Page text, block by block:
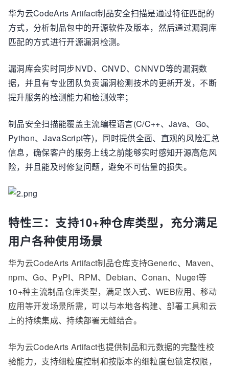
华为云CodeArts Artifact制品安全扫描是通过特征匹配的
方式，分析制品包中的开源软件及版本，然后通过漏洞库
匹配的方式进行开源漏洞检测。
漏洞库会实时同步NVD、CNVD、CNNVD等的漏洞数
据，并且有专业团队负责漏洞检测技术的更新开发，不断
提升服务的检测能力和检测效率；
制品安全扫描能覆盖主流编程语言(C/C++、Java、Go、
Python、JavaScript等)，同时提供全面、直观的风险汇总
信息，确保客户的服务上线之前能够实时感知开源高危风
险，并且能及时修复问题，避免不可估量的损失。
特性三：支持10+种仓库类型，充分满足
用户各种使用场景
华为云CodeArts Artifact制品仓库支持Generic、Maven、
npm、Go、PyPI、RPM、Debian、Conan、Nuget等
10+种主流制品仓库类型，满足嵌入式、WEB应用、移动
应用等开发场景所需，可以与本地各构建、部署工具和云
上的持续集成、持续部署无缝结合。
华为云CodeArts Artifact也提供制品和元数据的完整性校
验能力，支持细粒度控制和按版本的细粒度包锁定权限，